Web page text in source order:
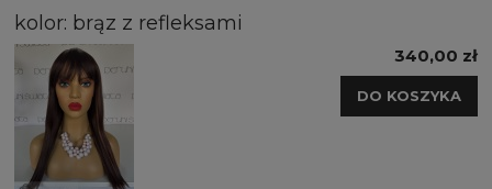
kolor: brąz z refleksami
340,00 zł
DO KOSZYKA